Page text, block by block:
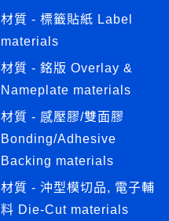
材質 - 標籤貼紙 Label
materials
材質 - 銘版 Overlay &
Nameplate materials
材質 - 感壓膠/雙面膠
Bonding/Adhesive
Backing materials
材質 - 沖型模切品, 電子輔
料 Die-Cut materials